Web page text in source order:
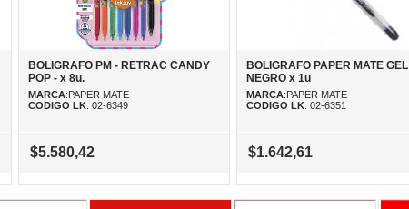
BOLIGRAFO PM - RETRAC CANDY
POP - x 8u.
MARCA:PAPER MATE
CODIGO LK: 02-6349
$5.580,42
BOLIGRAFO PAPER MATE GEL
NEGRO x 1u
MARCA:PAPER MATE
CODIGO LK: 02-6351
$1.642,61